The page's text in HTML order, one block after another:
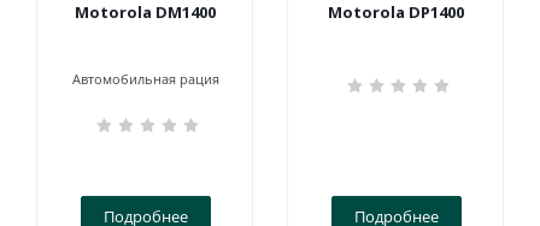
Motorola DM1400
Автомобильная рация
Подробнее
Motorola DP1400
Подробнее